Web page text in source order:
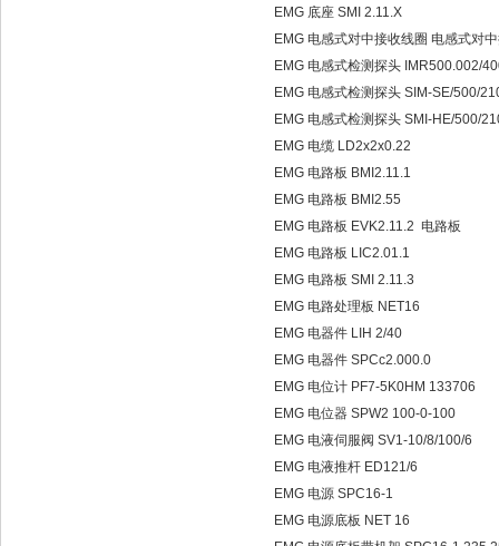
EMG 底座 SMI 2.11.X
EMG 电感式对中接收线圈 电感式对
EMG 电感式检测探头 IMR500.002/
EMG 电感式检测探头 SIM-SE/500/
EMG 电感式检测探头 SMI-HE/500/
EMG 电缆 LD2x2x0.22
EMG 电路板 BMI2.11.1
EMG 电路板 BMI2.55
EMG 电路板 EVK2.11.2 电路板
EMG 电路板 LIC2.01.1
EMG 电路板 SMI 2.11.3
EMG 电路处理板 NET16
EMG 电器件 LIH 2/40
EMG 电器件 SPCc2.000.0
EMG 电位计 PF7-5K0HM 133706
EMG 电位器 SPW2 100-0-100
EMG 电液伺服阀 SV1-10/8/100/6
EMG 电液推杆 ED121/6
EMG 电源 SPC16-1
EMG 电源底板 NET 16